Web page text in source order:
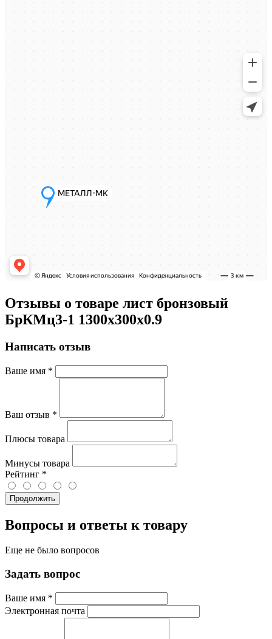
Отзывы о товаре лист бронзовый
БрКМц3-1 1300х300х0.9
Написать отзыв
Ваше имя *
Ваш отзыв *
Плюсы товара
Минусы товара
Рейтинг *
Продолжить
Вопросы и ответы к товару
Еще не было вопросов
Задать вопрос
Ваше имя *
Электронная почта